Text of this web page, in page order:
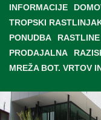
INFORMACIJE
TROPSKI
PONUDBA
PRODAJALNA
MREŽA BOT. VRTOV